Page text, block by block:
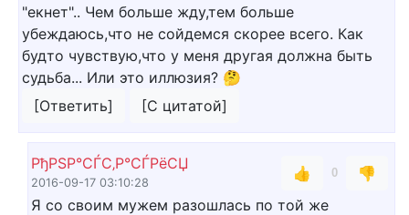
"екнет".. Чем больше жду,тем больше
убеждаюсь,что не сойдемся скорее всего. Как
будто чувствую,что у меня другая должна быть
судьба... Или это иллюзия? 🤔
[Ответить]
[С цитатой]
РђРЅР°СЃС‚Р°СЃРёСЏ
2016-09-17 03:10:28
👍 0
👎
Я со своим мужем разошлась по той же